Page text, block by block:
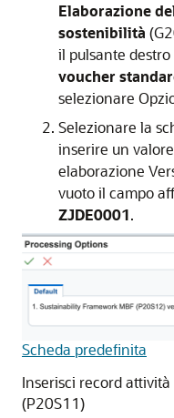
Elaborazione
sostenibilità
il pulsante destro
voucher
selezionare
Selezionare la
inserire un
elaborazione
vuoto il campo
ZJDE0001.
Scheda predefinita
Inserisci record
(P20S11)